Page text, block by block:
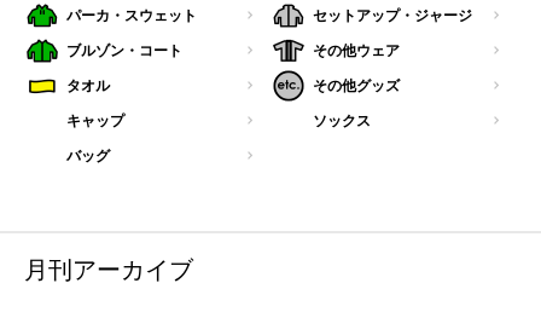
パーカ・スウェット セットアップ・ジャージ
ブルゾン・コート その他ウェア
タオル その他グッズ
キャップ ソックス
バッグ
月刊アーカイブ